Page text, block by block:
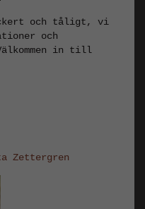
och tåligt, vi
och
in till
Zettergren